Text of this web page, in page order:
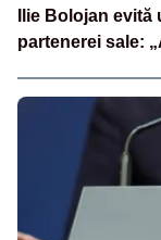
Ilie Bolojan
partenerei sale: